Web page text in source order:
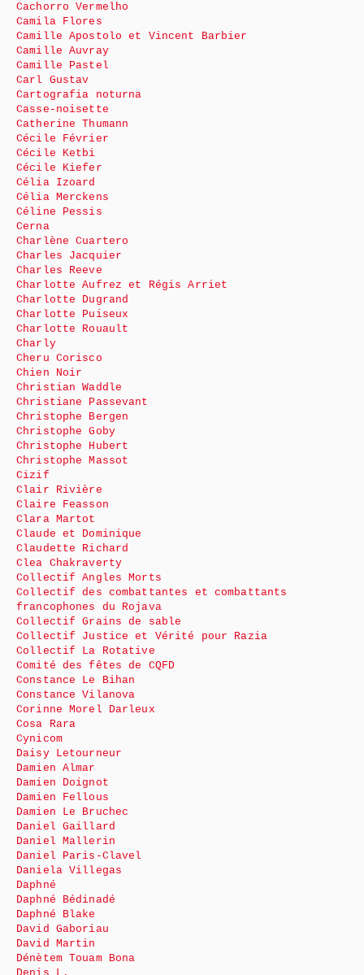
Cachorro Vermelho
Camila Flores
Camille Apostolo et Vincent Barbier
Camille Auvray
Camille Pastel
Carl Gustav
Cartografia noturna
Casse-noisette
Catherine Thumann
Cécile Février
Cécile Ketbi
Cécile Kiefer
Célia Izoard
Célia Merckens
Céline Pessis
Cerna
Charlène Cuartero
Charles Jacquier
Charles Reeve
Charlotte Aufrez et Régis Arriet
Charlotte Dugrand
Charlotte Puiseux
Charlotte Rouault
Charly
Cheru Corisco
Chien Noir
Christian Waddle
Christiane Passevant
Christophe Bergen
Christophe Goby
Christophe Hubert
Christophe Massot
Cizif
Clair Rivière
Claire Feasson
Clara Martot
Claude et Dominique
Claudette Richard
Clea Chakraverty
Collectif Angles Morts
Collectif des combattantes et combattants
francophones du Rojava
Collectif Grains de sable
Collectif Justice et Vérité pour Razia
Collectif La Rotative
Comité des fêtes de CQFD
Constance Le Bihan
Constance Vilanova
Corinne Morel Darleux
Cosa Rara
Cynicom
Daisy Letourneur
Damien Almar
Damien Doignot
Damien Fellous
Damien Le Bruchec
Daniel Gaillard
Daniel Mallerin
Daniel Paris-Clavel
Daniela Villegas
Daphné
Daphné Bédinadé
Daphné Blake
David Gaboriau
David Martin
Dénètem Touam Bona